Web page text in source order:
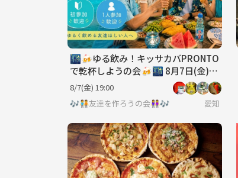
🌃🍻ゆる飲み！キッサカバPRONTO
で乾杯しようの会🍻🌃 8月7日(金)19
時〜
8/7(金) 19:00
🎶🧑‍🤝‍🧑友達を作ろうの会👭🎶
愛知